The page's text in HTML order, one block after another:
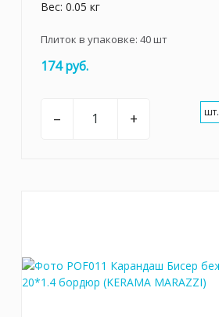
Вес: 0.05 кг
Плиток в упаковке: 40шт
174 руб.
– + шт.